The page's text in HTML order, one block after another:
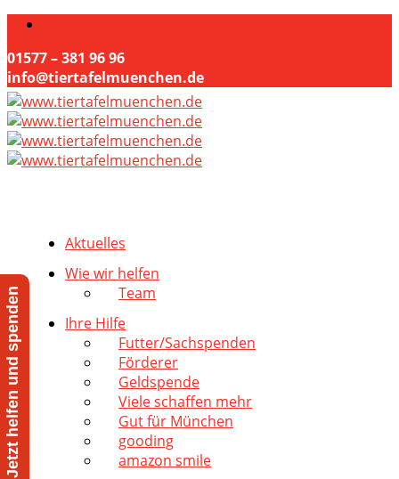
01577 – 381 96 96
info@tiertafelmuenchen.de
Aktuelles
Wie wir helfen
Team
Ihre Hilfe
Futter/Sachspenden
Förderer
Geldspende
Viele schaffen mehr
Gut für München
gooding
amazon smile
Jetzt helfen und spenden